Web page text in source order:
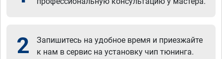
2
Запишитесь на удобное время и приезжайте
к нам в сервис на установку чип тюнинга.